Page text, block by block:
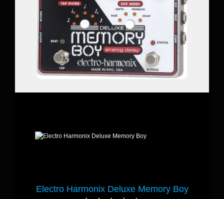
Electro Harmonix Deluxe Memory Boy